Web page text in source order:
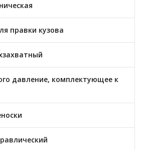
правки кузова
давление, комплектующее к